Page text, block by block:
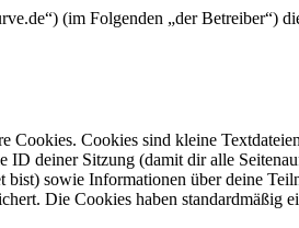
(im Folgenden „der Betreiber“)
Cookies sind kleine
deiner Sitzung (damit dir alle
sowie Informationen über deine
Die Cookies haben